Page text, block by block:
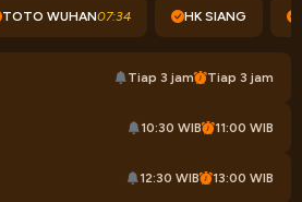
TOTO WUHAN07:34 HK SIANG
Tiap 3 jam Tiap 3 jam
10:30 WIB 11:00 WIB
12:30 WIB 13:00 WIB